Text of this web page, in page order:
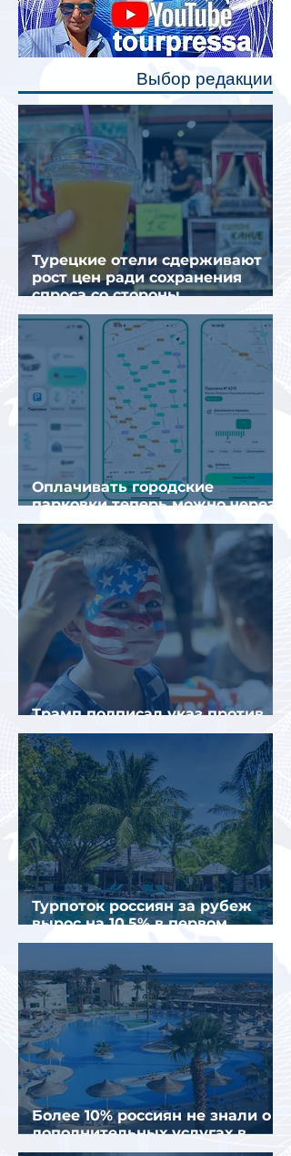
каждого спального места. Они
позволят пассажирам закрыть свою
полку во время сна или отдыха,
Выбор редакции
Турецкие отели сдерживают
рост цен ради сохранения
спроса со стороны
иностранных туристов
Оплачивать городские
парковки теперь можно через
Яндекс Go и «Заправки»
Трамп подписал указ против
«родильного туризма» в США
Турпоток россиян за рубеж
вырос на 10,5% в первом
полугодии 2026 года
Более 10% россиян не знали о
дополнительных услугах в
отелях